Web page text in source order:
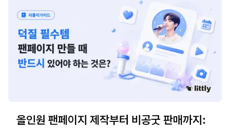
올인원 팬페이지 제작부터 비공굿 판매까지: